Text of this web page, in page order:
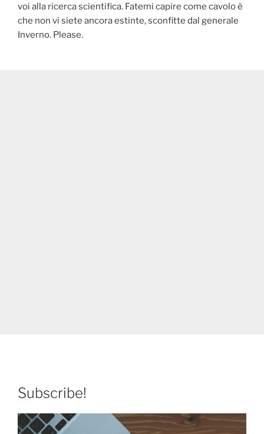
voi alla ricerca scientifica. Fatemi capire come cavolo è
che non vi siete ancora estinte, sconfitte dal generale
Inverno. Please.
Subscribe!